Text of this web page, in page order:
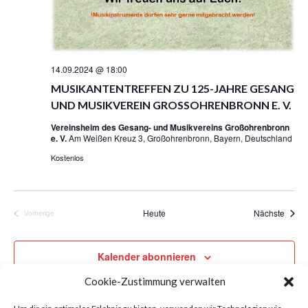
Cookie-Zustimmung verwalten
N
S
I
T
E
N
,
G
T
G
A
T
I
MUSIKANTENTREFFEN ZU 125-JAHRE GESANG
UND MUSIKVEREIN GROSSOHRENBRONN E. V.
14.09.2024 @ 18:00
Vereinsheim des Gesang- und Musikvereins Großohrenbronn
e. V.Am Weißen Kreuz 3, Großohrenbronn, Bayern, Deutschland
Kostenlos
Vorherige
Heute Nächste
Kalender abonnieren